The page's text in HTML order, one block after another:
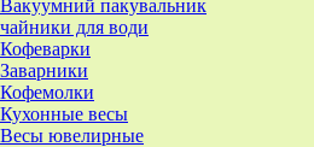
Вакуумний пакувальник
чайники для води
Кофеварки
Заварники
Кофемолки
Кухонные весы
Весы ювелирные